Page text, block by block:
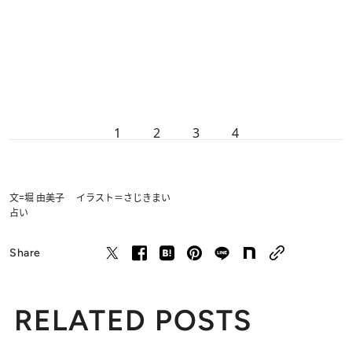
1 2 3 4
文=堀 由美子 イラスト＝さじきまい
占い
Share
RELATED POSTS